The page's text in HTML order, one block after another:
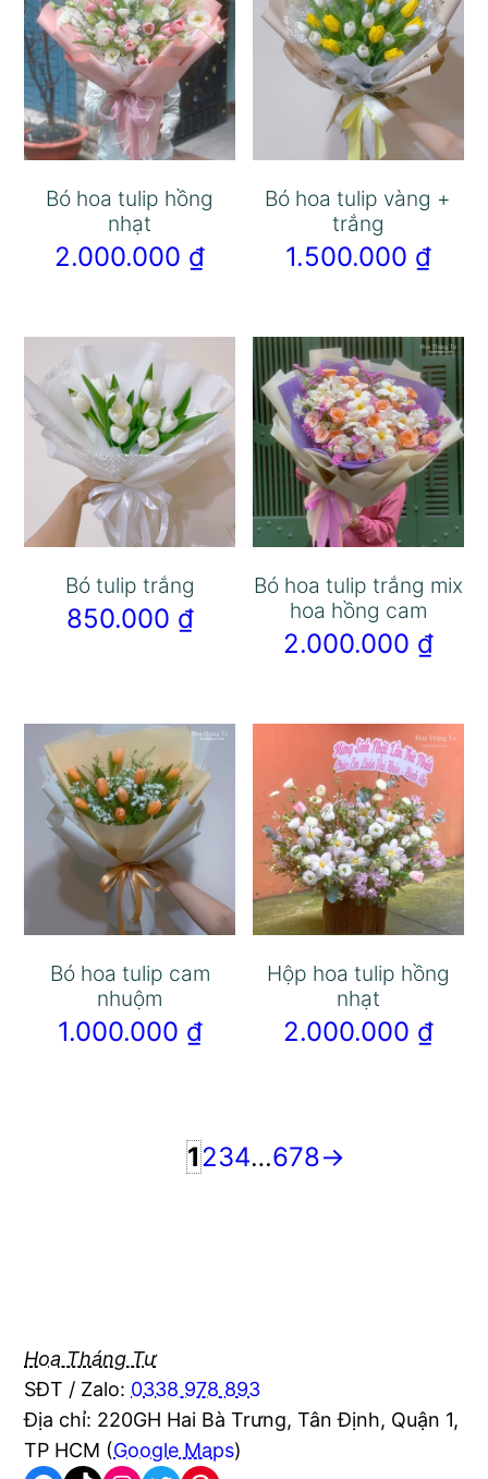
Bó hoa tulip hồng
nhạt
2.000.000 ₫
Bó hoa tulip vàng +
trắng
1.500.000 ₫
Bó tulip trắng
850.000 ₫
Bó hoa tulip trắng mix
hoa hồng cam
2.000.000 ₫
Bó hoa tulip cam
nhuộm
1.000.000 ₫
Hộp hoa tulip hồng
nhạt
2.000.000 ₫
1234…678→
Hoa Tháng Tư
SĐT / Zalo: 0338 978 893
Địa chỉ: 220GH Hai Bà Trưng, Tân Định, Quận 1,
TP HCM (Google Maps)